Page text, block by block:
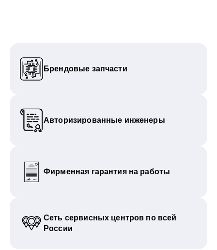
Брендовые запчасти
Авторизированные инженеры
Фирменная гарантия на работы
Сеть сервисных центров по всей
России